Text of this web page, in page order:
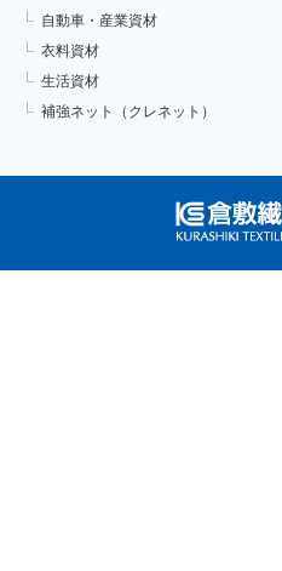
自動車・産業資材
衣料資材
生活資材
補強ネット（クレネット）